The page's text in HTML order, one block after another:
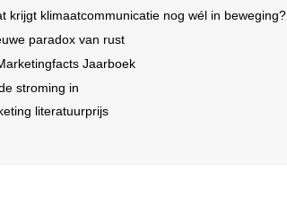
krijgt klimaatcommunicatie nog wél in beweging?
paradox van rust
Jaarboek
stroming in
literatuurprijs